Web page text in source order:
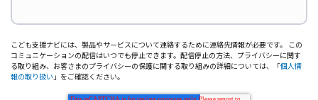
こども支援ナビには、製品やサービスについて連絡するために連絡先情報が必要です。 この
コミュニケーションの配信はいつでも停止できます。配信停止の方法、プライバシーに関す
る取り組み、お客さまのプライバシーの保護に関する取り組みの詳細については、「個人情
報の取り扱い 」をご確認ください。